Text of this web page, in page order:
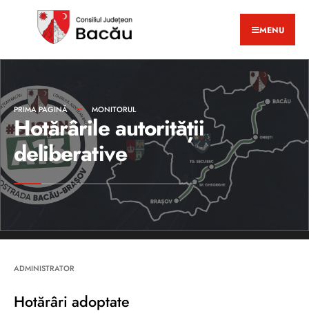
MENU
PRIMA PAGINĂ MONITORUL
Hotărârile autorității
deliberative
ADMINISTRATOR
Hotărâri adoptate